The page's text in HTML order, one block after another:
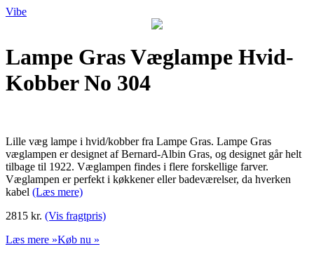
Vibe
Lampe Gras Væglampe Hvid-
Kobber No 304
Lille væg lampe i hvid/kobber fra Lampe Gras. Lampe Gras
væglampen er designet af Bernard-Albin Gras, og designet går helt
tilbage til 1922. Væglampen findes i flere forskellige farver.
Væglampen er perfekt i køkkener eller badeværelser, da hverken
kabel (Læs mere)
2815 kr. (Vis fragtpris)
Læs mere »Køb nu »